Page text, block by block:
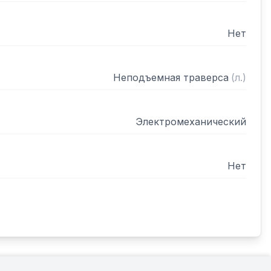
Нет
Неподъемная траверса (л.)
Электромеханический
Нет